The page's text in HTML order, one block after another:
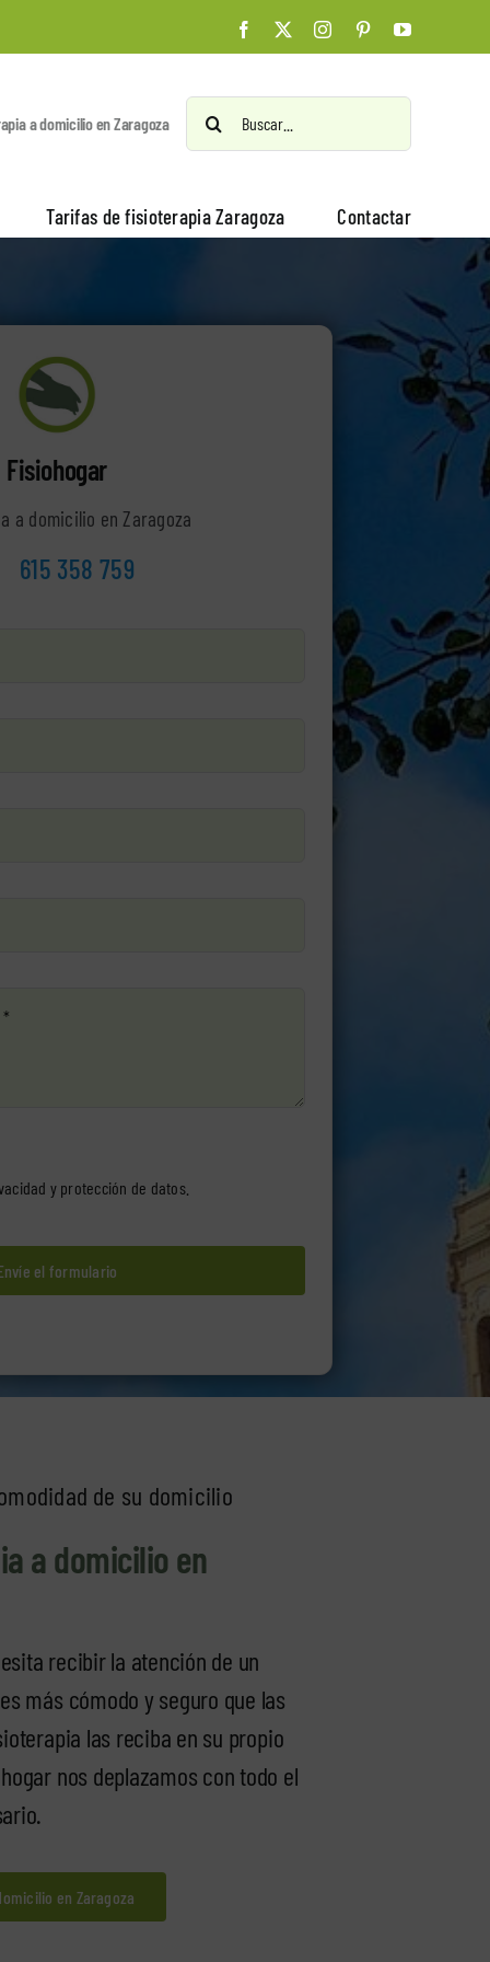
Facebook Instagram
PinterestYouTube
a domicilio en Zaragoza
Tarifas de fisioterapia Zaragoza Contactar
Fisiohogar
a domicilio en Zaragoza
615 358 759
y protección de datos.
el formulario
de su domicilio
a domicilio en
recibir la atención de un
más cómodo y seguro que las
las reciba en su propio
nos deplazamos con todo el
en Zaragoza